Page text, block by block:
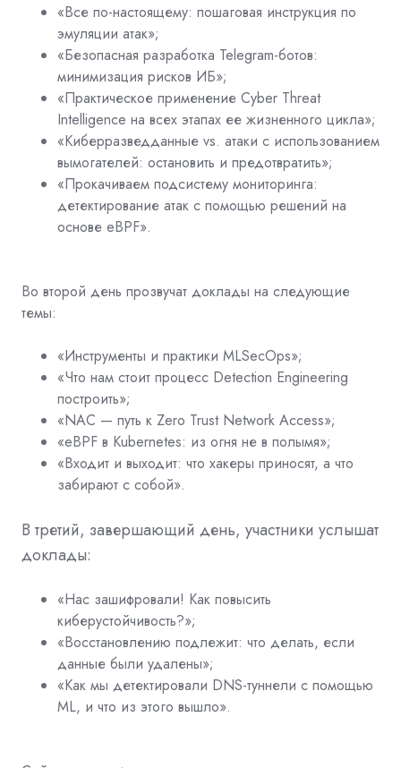
«Все по-настоящему: пошаговая инструкция по
эмуляции атак»;
«Безопасная разработка Telegram-ботов:
минимизация рисков ИБ»;
«Практическое применение Cyber Threat
Intelligence на всех этапах ее жизненного цикла»;
«Киберразведданные vs. атаки с использованием
вымогателей: остановить и предотвратить»;
«Прокачиваем подсистему мониторинга:
детектирование атак с помощью решений на
основе eBPF».
Во второй день прозвучат доклады на следующие
темы:
«Инструменты и практики MLSecOps»;
«Что нам стоит процесс Detection Engineering
построить»;
«NAC — путь к Zero Trust Network Access»;
«eBPF в Kubernetes: из огня не в полымя»;
«Входит и выходит: что хакеры приносят, а что
забирают с собой».
В третий, завершающий день, участники услышат
доклады:
«Нас зашифровали! Как повысить
киберустойчивость?»;
«Восстановлению подлежит: что делать, если
данные были удалены»;
«Как мы детектировали DNS-туннели с помощью
ML, и что из этого вышло».